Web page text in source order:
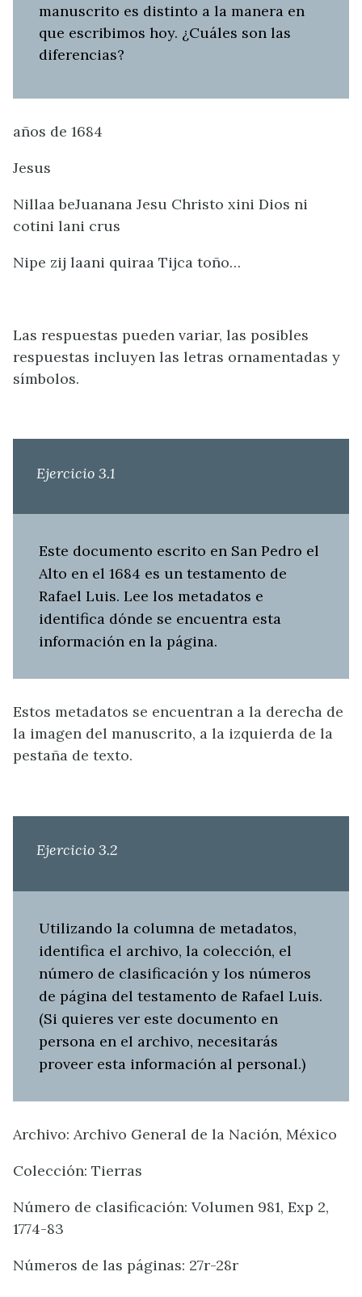
manuscrito es distinto a la manera en
que escribimos hoy. ¿Cuáles son las
diferencias?
años de 1684
Jesus
Nillaa beJuanana Jesu Christo xini Dios ni
cotini lani crus
Nipe zij laani quiraa Tijca toño…
Las respuestas pueden variar, las posibles
respuestas incluyen las letras ornamentadas y
símbolos.
Ejercicio 3.1
Este documento escrito en San Pedro el
Alto en el 1684 es un testamento de
Rafael Luis. Lee los metadatos e
identifica dónde se encuentra esta
información en la página.
Estos metadatos se encuentran a la derecha de
la imagen del manuscrito, a la izquierda de la
pestaña de texto.
Ejercicio 3.2
Utilizando la columna de metadatos,
identifica el archivo, la colección, el
número de clasificación y los números
de página del testamento de Rafael Luis.
(Si quieres ver este documento en
persona en el archivo, necesitarás
proveer esta información al personal.)
Archivo: Archivo General de la Nación, México
Colección: Tierras
Número de clasificación: Volumen 981, Exp 2,
1774-83
Números de las páginas: 27r-28r